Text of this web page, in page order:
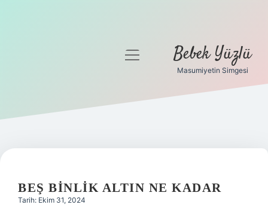
Gizlilik Politikası
Yasal Uyarı
menüyü
Bebek Yüzlü
Masumiyetin Simgesi
BEŞ BINLIK ALTIN NE KADAR
Tarih: Ekim 31, 2024